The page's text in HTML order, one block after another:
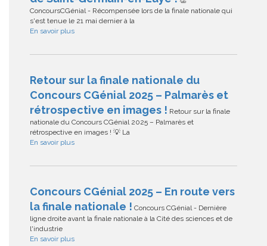
ConcoursCGénial - Récompensée lors de la finale nationale qui
s'est tenue le 21 mai dernier à la
En savoir plus
Retour sur la finale nationale du
Concours CGénial 2025 – Palmarès et
rétrospective en images ! Retour sur la finale
nationale du Concours CGénial 2025 – Palmarès et
rétrospective en images ! 💡 La
En savoir plus
Concours CGénial 2025 – En route vers
la finale nationale ! Concours CGénial - Dernière
ligne droite avant la finale nationale à la Cité des sciences et de
l'industrie
En savoir plus